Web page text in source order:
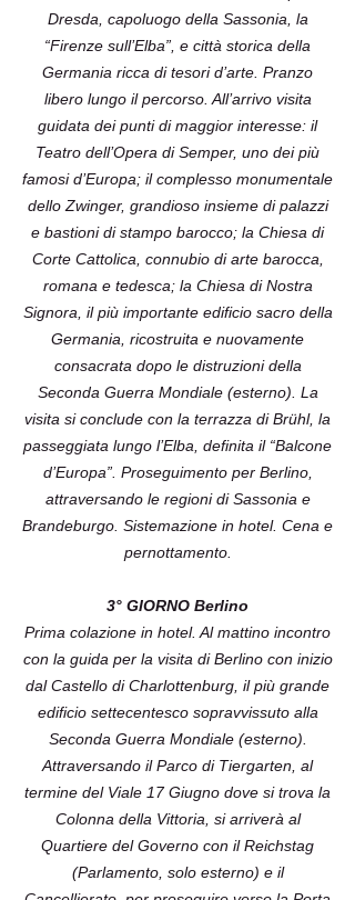
Dresda, capoluogo della Sassonia, la
“Firenze sull’Elba”, e città storica della
Germania ricca di tesori d’arte. Pranzo
libero lungo il percorso. All’arrivo visita
guidata dei punti di maggior interesse: il
Teatro dell’Opera di Semper, uno dei più
famosi d’Europa; il complesso monumentale
dello Zwinger, grandioso insieme di palazzi
e bastioni di stampo barocco; la Chiesa di
Corte Cattolica, connubio di arte barocca,
romana e tedesca; la Chiesa di Nostra
Signora, il più importante edificio sacro della
Germania, ricostruita e nuovamente
consacrata dopo le distruzioni della
Seconda Guerra Mondiale (esterno). La
visita si conclude con la terrazza di Brühl, la
passeggiata lungo l’Elba, definita il “Balcone
d’Europa”. Proseguimento per Berlino,
attraversando le regioni di Sassonia e
Brandeburgo. Sistemazione in hotel. Cena e
pernottamento.
3° GIORNO Berlino
Prima colazione in hotel. Al mattino incontro
con la guida per la visita di Berlino con inizio
dal Castello di Charlottenburg, il più grande
edificio settecentesco sopravvissuto alla
Seconda Guerra Mondiale (esterno).
Attraversando il Parco di Tiergarten, al
termine del Viale 17 Giugno dove si trova la
Colonna della Vittoria, si arriverà al
Quartiere del Governo con il Reichstag
(Parlamento, solo esterno) e il